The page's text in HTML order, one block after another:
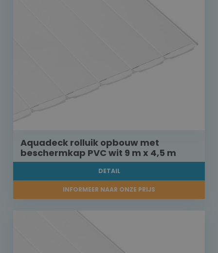
Aquadeck rolluik opbouw met
beschermkap PVC wit 9 m x 4,5 m
DETAIL
INFORMEER NAAR ONZE PRIJS